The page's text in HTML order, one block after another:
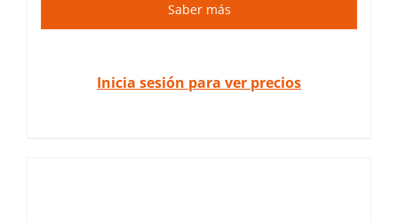
Saber más
Inicia sesión para ver precios